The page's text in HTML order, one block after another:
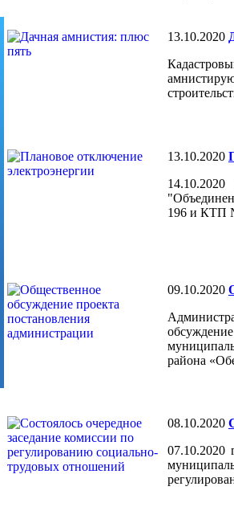
13.10.2020
13.10.2020
196 и КТП
09.10.2020
района
08.10.2020
07.10.2020